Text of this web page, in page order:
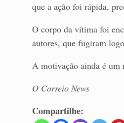
que a ação foi rápida,
O corpo da vítima foi
autores, que fugiram
A motivação ainda é um
O Correio News
Compartilhe: